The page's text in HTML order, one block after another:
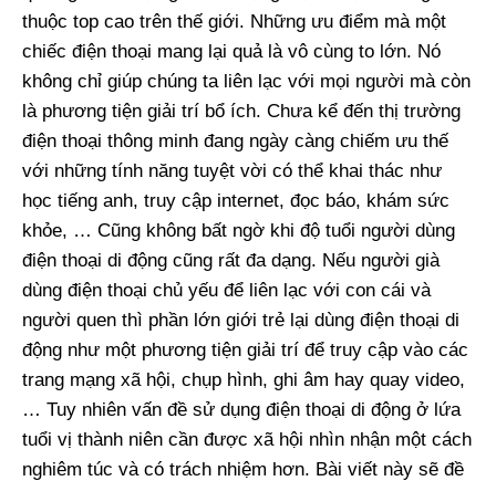
thuộc top cao trên thế giới. Những ưu điểm mà một
chiếc điện thoại mang lại quả là vô cùng to lớn. Nó
không chỉ giúp chúng ta liên lạc với mọi người mà còn
là phương tiện giải trí bổ ích. Chưa kể đến thị trường
điện thoại thông minh đang ngày càng chiếm ưu thế
với những tính năng tuyệt vời có thể khai thác như
học tiếng anh, truy cập internet, đọc báo, khám sức
khỏe, … Cũng không bất ngờ khi độ tuổi người dùng
điện thoại di động cũng rất đa dạng. Nếu người già
dùng điện thoại chủ yếu để liên lạc với con cái và
người quen thì phần lớn giới trẻ lại dùng điện thoại di
động như một phương tiện giải trí để truy cập vào các
trang mạng xã hội, chụp hình, ghi âm hay quay video,
… Tuy nhiên vấn đề sử dụng điện thoại di động ở lứa
tuổi vị thành niên cần được xã hội nhìn nhận một cách
nghiêm túc và có trách nhiệm hơn. Bài viết này sẽ đề